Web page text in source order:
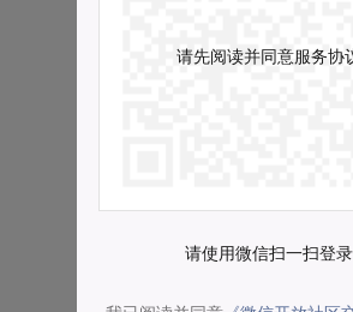
请先阅读并同意服务协
请使用微信扫一扫登录